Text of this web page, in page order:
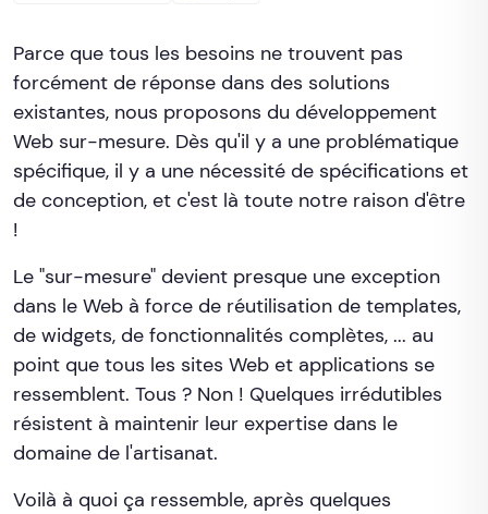
Parce que tous les besoins ne trouvent pas
forcément de réponse dans des solutions
existantes, nous proposons du développement
Web sur-mesure. Dès qu'il y a une problématique
spécifique, il y a une nécessité de spécifications et
de conception, et c'est là toute notre raison d'être
!
Le "sur-mesure" devient presque une exception
dans le Web à force de réutilisation de templates,
de widgets, de fonctionnalités complètes, ... au
point que tous les sites Web et applications se
ressemblent. Tous ? Non ! Quelques irrédutibles
résistent à maintenir leur expertise dans le
domaine de l'artisanat.
Voilà à quoi ça ressemble, après quelques